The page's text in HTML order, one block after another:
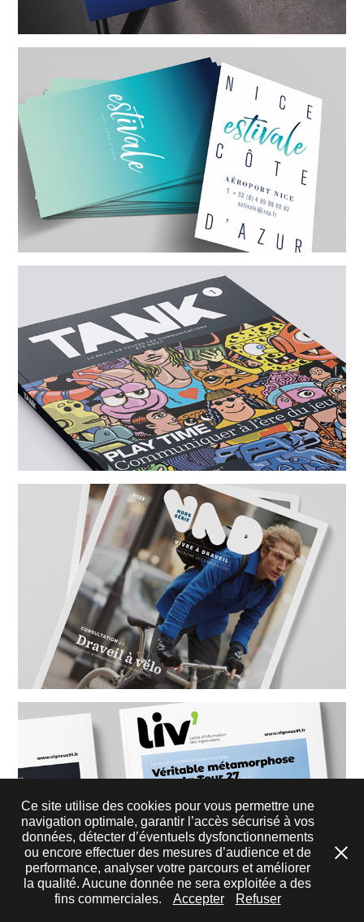
Ce site utilise des cookies pour vous permettre une
navigation optimale, garantir l’accès sécurisé à vos
données, détecter d’éventuels dysfonctionnements
ou encore effectuer des mesures d’audience et de
performance, analyser votre parcours et améliorer
la qualité. Aucune donnée ne sera exploitée a des
fins commerciales.
Accepter Refuser